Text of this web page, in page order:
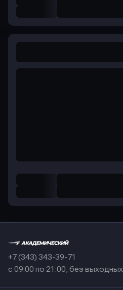
+7 (343) 343-39-71
с 09:00 по 21:00, без выходных